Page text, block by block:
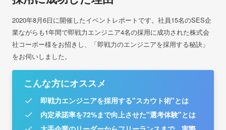
2020年8月6日に開催したイベントレポートです。社員15名のSES企
業ながらも1年間で即戦力エンジニア4名の採用に成功された株式会
社コーボー様をお招きし、「即戦力のエンジニアを採用する秘訣」
をお伺いしました。
こんな方にオススメ
即戦力エンジニアを採用する"スカウト術"とは
内定承諾率を72%まで向上させた"選考体験"とは